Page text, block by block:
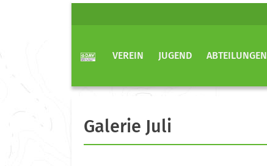
VEREIN JUGEND ABTEILUNGEN
Galerie Juli